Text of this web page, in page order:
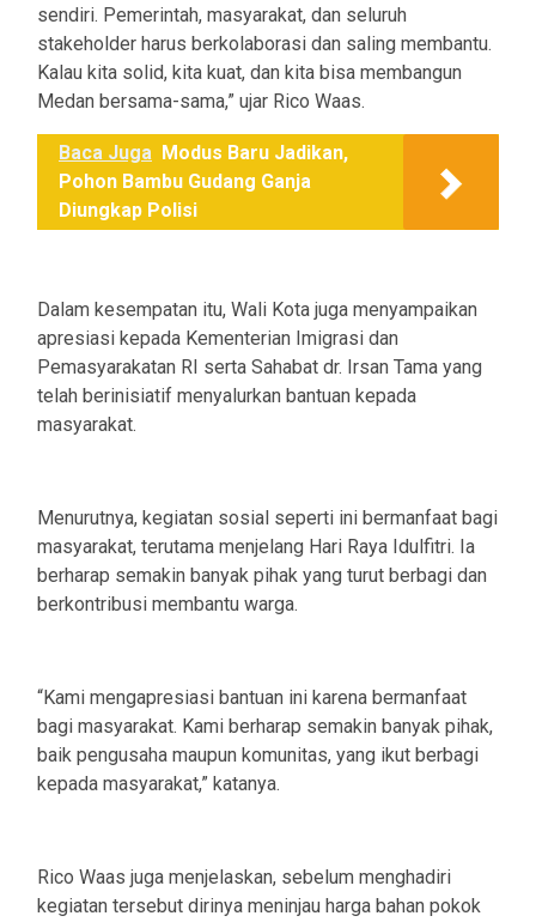
sendiri. Pemerintah, masyarakat, dan seluruh
stakeholder harus berkolaborasi dan saling membantu.
Kalau kita solid, kita kuat, dan kita bisa membangun
Medan bersama-sama,” ujar Rico Waas.
Baca Juga Modus Baru Jadikan,
Pohon Bambu Gudang Ganja
Diungkap Polisi
Dalam kesempatan itu, Wali Kota juga menyampaikan
apresiasi kepada Kementerian Imigrasi dan
Pemasyarakatan RI serta Sahabat dr. Irsan Tama yang
telah berinisiatif menyalurkan bantuan kepada
masyarakat.
Menurutnya, kegiatan sosial seperti ini bermanfaat bagi
masyarakat, terutama menjelang Hari Raya Idulfitri. Ia
berharap semakin banyak pihak yang turut berbagi dan
berkontribusi membantu warga.
“Kami mengapresiasi bantuan ini karena bermanfaat
bagi masyarakat. Kami berharap semakin banyak pihak,
baik pengusaha maupun komunitas, yang ikut berbagi
kepada masyarakat,” katanya.
Rico Waas juga menjelaskan, sebelum menghadiri
kegiatan tersebut dirinya meninjau harga bahan pokok